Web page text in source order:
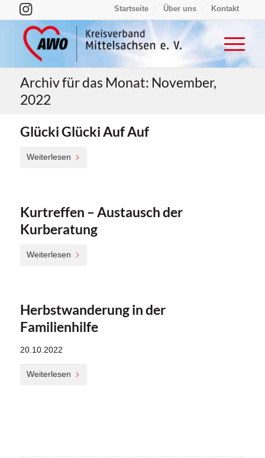
Startseite Über uns Kontakt
Archiv für das Monat: November,
2022
Glücki Glücki Auf Auf
Weiterlesen
Kurtreffen – Austausch der
Kurberatung
Weiterlesen
Herbstwanderung in der
Familienhilfe
20.10.2022
Weiterlesen